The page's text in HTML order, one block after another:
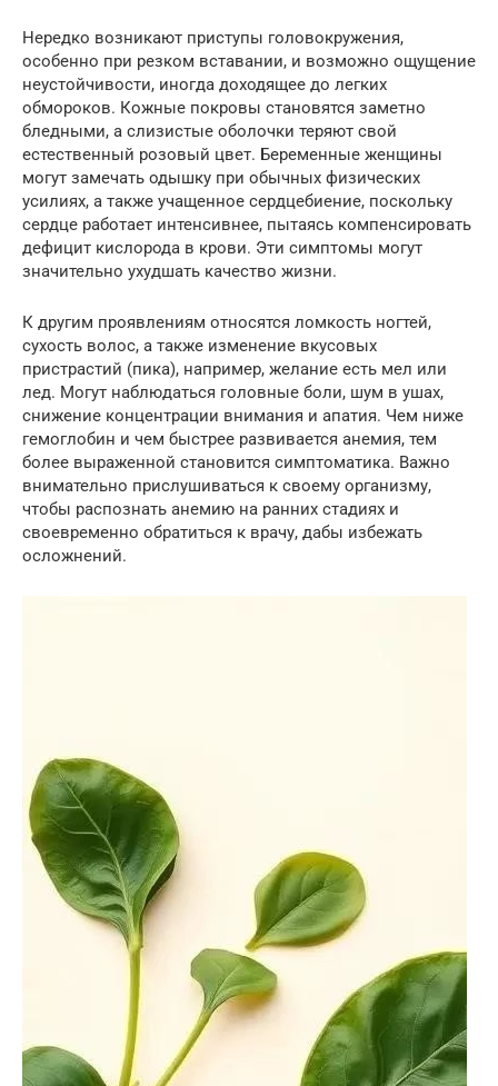
Нередко возникают приступы головокружения,
особенно при резком вставании, и возможно ощущение
неустойчивости, иногда доходящее до легких
обмороков. Кожные покровы становятся заметно
бледными, а слизистые оболочки теряют свой
естественный розовый цвет. Беременные женщины
могут замечать одышку при обычных физических
усилиях, а также учащенное сердцебиение, поскольку
сердце работает интенсивнее, пытаясь компенсировать
дефицит кислорода в крови. Эти симптомы могут
значительно ухудшать качество жизни.
К другим проявлениям относятся ломкость ногтей,
сухость волос, а также изменение вкусовых
пристрастий (пика), например, желание есть мел или
лед. Могут наблюдаться головные боли, шум в ушах,
снижение концентрации внимания и апатия. Чем ниже
гемоглобин и чем быстрее развивается анемия, тем
более выраженной становится симптоматика. Важно
внимательно прислушиваться к своему организму,
чтобы распознать анемию на ранних стадиях и
своевременно обратиться к врачу, дабы избежать
осложнений.